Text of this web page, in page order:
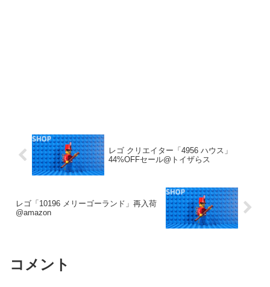
レゴ クリエイター「4956 ハウス」
44%OFFセール@トイザらス
レゴ「10196 メリーゴーランド」再入荷
@amazon
コメント